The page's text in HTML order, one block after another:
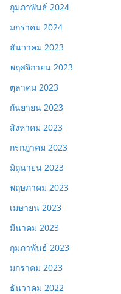
กุมภาพันธ์ 2024
มกราคม 2024
ธันวาคม 2023
พฤศจิกายน 2023
ตุลาคม 2023
กันยายน 2023
สิงหาคม 2023
กรกฎาคม 2023
มิถุนายน 2023
พฤษภาคม 2023
เมษายน 2023
มีนาคม 2023
กุมภาพันธ์ 2023
มกราคม 2023
ธันวาคม 2022